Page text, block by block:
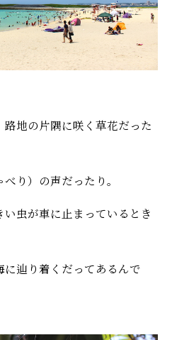
地の片隅に咲く草花だった
り）の声だったり。
虫が車に止まっているとき
辿り着くだってあるんで